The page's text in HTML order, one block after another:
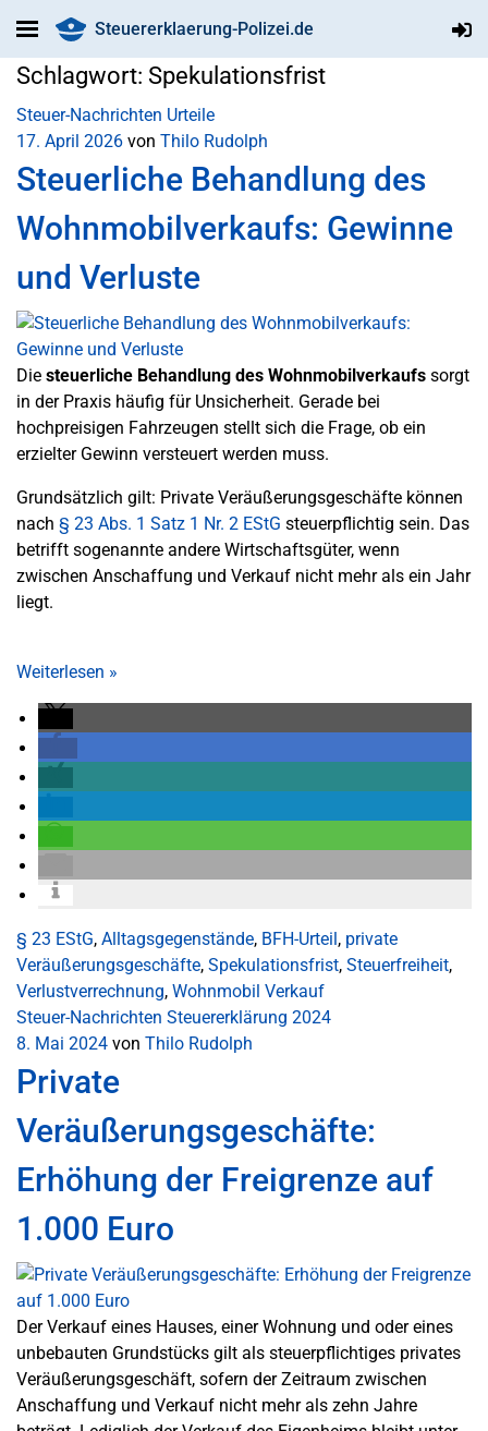
Steuererklaerung-Polizei.de
Schlagwort: Spekulationsfrist
Steuer-Nachrichten Urteile
17. April 2026 von Thilo Rudolph
Steuerliche Behandlung des
Wohnmobilverkaufs: Gewinne
und Verluste
Die steuerliche Behandlung des Wohnmobilverkaufs sorgt
in der Praxis häufig für Unsicherheit. Gerade bei
hochpreisigen Fahrzeugen stellt sich die Frage, ob ein
erzielter Gewinn versteuert werden muss.
Grundsätzlich gilt: Private Veräußerungsgeschäfte können
nach § 23 Abs. 1 Satz 1 Nr. 2 EStG steuerpflichtig sein. Das
betrifft sogenannte andere Wirtschaftsgüter, wenn
zwischen Anschaffung und Verkauf nicht mehr als ein Jahr
liegt.
Weiterlesen »
§ 23 EStG, Alltagsgegenstände, BFH-Urteil, private
Veräußerungsgeschäfte, Spekulationsfrist, Steuerfreiheit,
Verlustverrechnung, Wohnmobil Verkauf
Steuer-Nachrichten Steuererklärung 2024
8. Mai 2024 von Thilo Rudolph
Private
Veräußerungsgeschäfte:
Erhöhung der Freigrenze auf
1.000 Euro
Der Verkauf eines Hauses, einer Wohnung und oder eines
unbebauten Grundstücks gilt als steuerpflichtiges privates
Veräußerungsgeschäft, sofern der Zeitraum zwischen
Anschaffung und Verkauf nicht mehr als zehn Jahre